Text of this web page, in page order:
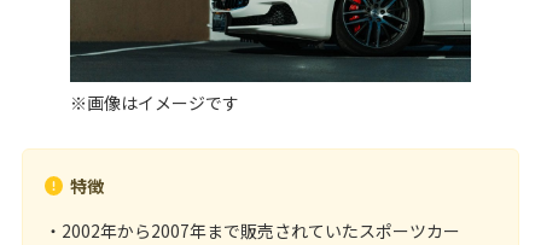
※画像はイメージです
特徴
・2002年から2007年まで販売されていたスポーツカー